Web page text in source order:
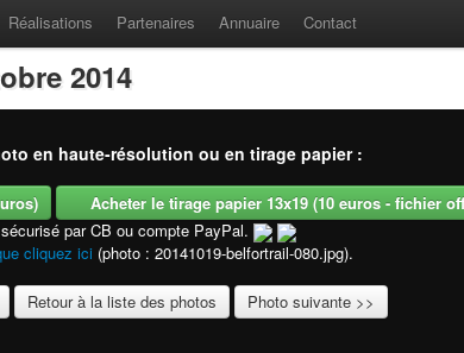
Réalisations Partenaires Annuaire Contact
2014
en haute-résolution ou en tirage papier :
Acheter le tirage papier 13x19 (10 euros - fichier
par CB ou compte PayPal.
cliquez ici (photo : 20141019-belfortrail-080.jpg).
Retour à la liste des photos Photo suivante >>